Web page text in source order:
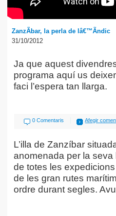
ZanzÃ­bar, la perla de lâ€™Ãndic
31/10/2012
Ja que aquest
programa aquí us
faci l’espera tan llarga.
0 Comentaris Afegir
L’illa de Zanzíbar
anomenada per la seva
de totes les
de les gran rutes
ordre durant segles.